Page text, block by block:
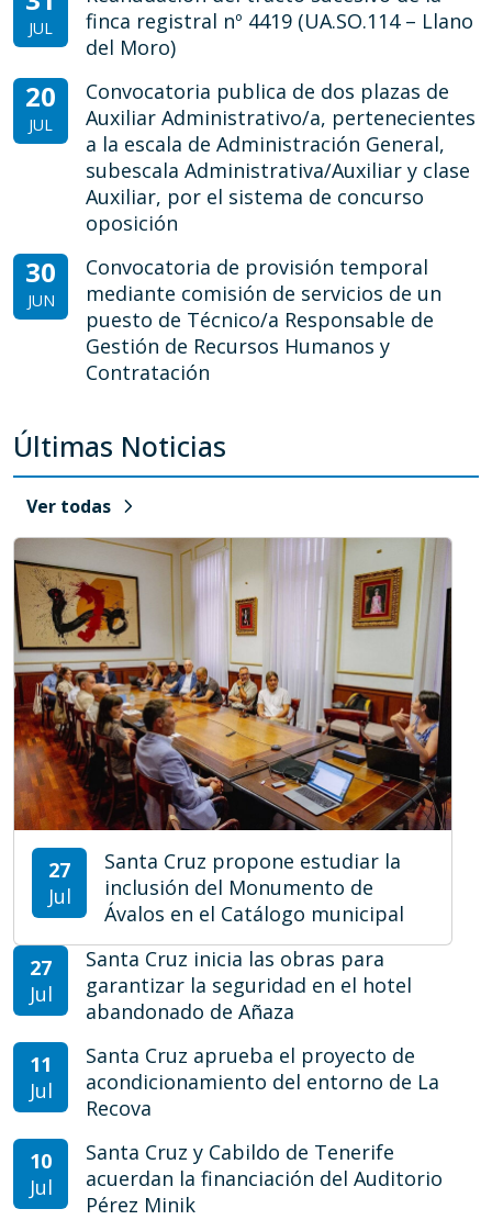
JUL
finca registral nº 4419 (UA.SO.114 – Llano
del Moro)
20
JUL
Convocatoria publica de dos plazas de
Auxiliar Administrativo/a, pertenecientes
a la escala de Administración General,
subescala Administrativa/Auxiliar y clase
Auxiliar, por el sistema de concurso
oposición
30
JUN
Convocatoria de provisión temporal
mediante comisión de servicios de un
puesto de Técnico/a Responsable de
Gestión de Recursos Humanos y
Contratación
Últimas Noticias
Ver todas chevron_right
27
Jul
Santa Cruz propone estudiar la
inclusión del Monumento de
Ávalos en el Catálogo municipal
27
Jul
Santa Cruz inicia las obras para
garantizar la seguridad en el hotel
abandonado de Añaza
11
Jul
Santa Cruz aprueba el proyecto de
acondicionamiento del entorno de La
Recova
10
Jul
Santa Cruz y Cabildo de Tenerife
acuerdan la financiación del Auditorio
Pérez Minik